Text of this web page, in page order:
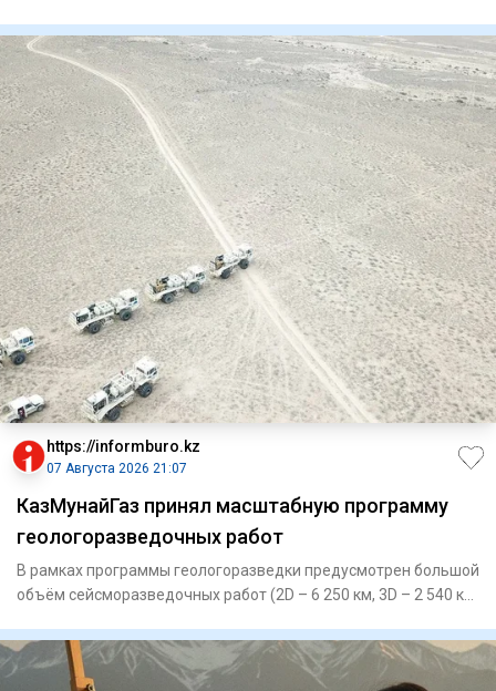
https://informburo.kz
07 Августа 2026 21:07
КазМунайГаз принял масштабную программу
геологоразведочных работ
В рамках программы геологоразведки предусмотрен большой
объём сейсморазведочных работ (2D – 6 250 км, 3D – 2 540 кв.